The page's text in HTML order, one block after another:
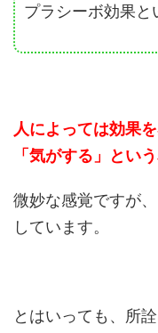
プラシーボ効果と
人によっては効果
「気がする」とい
微妙な感覚ですが
しています。
とはいっても、所